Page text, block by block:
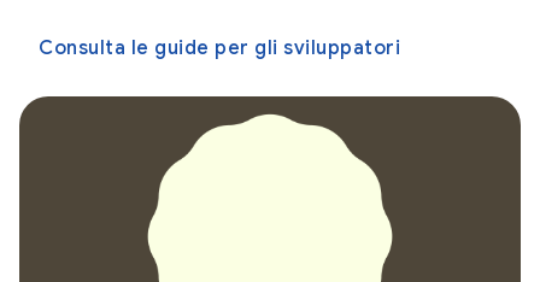
Consulta le guide per gli sviluppatori